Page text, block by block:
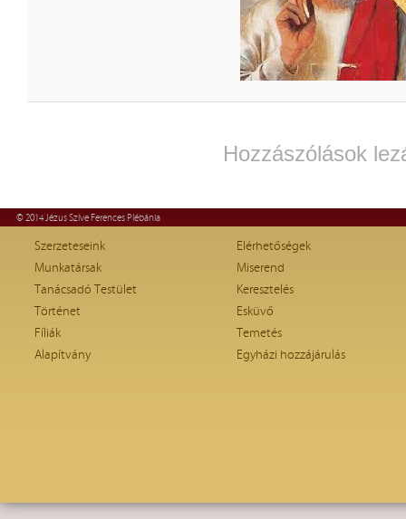
Hozzászólások
© 2014 Jézus Szíve Ferences Plébánia
Szerzeteseink
Munkatársak
Tanácsadó Testület
Történet
Fíliák
Alapítvány
Elérhetőségek
Miserend
Keresztelés
Esküvő
Temetés
Egyházi hozzájárulás